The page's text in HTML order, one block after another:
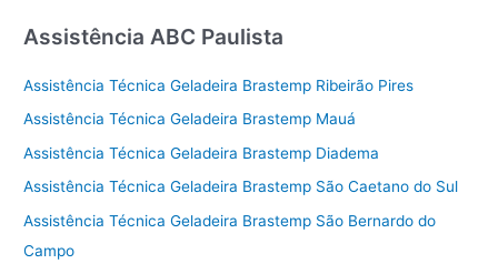
Assistência ABC Paulista
Assistência Técnica Geladeira Brastemp Ribeirão Pires
Assistência Técnica Geladeira Brastemp Mauá
Assistência Técnica Geladeira Brastemp Diadema
Assistência Técnica Geladeira Brastemp São Caetano do Sul
Assistência Técnica Geladeira Brastemp São Bernardo do
Campo